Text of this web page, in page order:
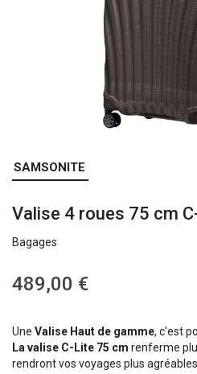
Skip
to
beginning
the
gallery
SAMSONITE
Valise 4 roues 75 cm
Bagages
489,00 €
Une Valise Haut de gamme, c'est
La valise C-Lite 75 cm renferme
rendront vos voyages plus